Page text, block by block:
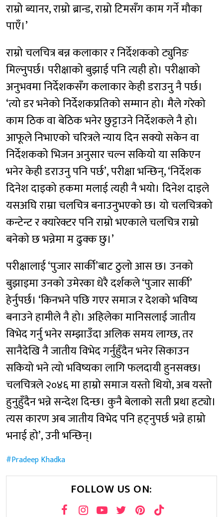
राम्रो ब्यानर, राम्रो ब्रान्ड, राम्रो टिमसँग काम गर्ने मौका
पाएँ।’
राम्रो चलचित्र बन्न कलाकार र निर्देशकको ट्युनिङ
मिल्नुपर्छ। परीक्षाको बुझाई पनि त्यही हो। परीक्षाको
अनुभवमा निर्देशकसँग कलाकार केही डराउनु नै पर्छ।
‘त्यो डर भनेको निर्देशकप्रतिको सम्मान हो। मैले गरेको
काम ठिक वा बेठिक भनेर छुट्टाउने निर्देशकले नै हो।
आफूले निभाएको चरित्रले न्याय दिन सक्यो सकेन वा
निर्देशकको भिजन अनुसार चल्न सकियो या सकिएन
भनेर केही डराउनु पनि पर्छ’, परीक्षा भन्छिन्, ‘निर्देशक
दिनेश दाइको हकमा मलाई त्यही नै भयो। दिनेश दाइले
यसअघि राम्रा चलचित्र बनाउनुभएको छ। यो चलचित्रको
कन्टेन्ट र क्यारेक्टर पनि राम्रो भएकाले चलचित्र राम्रो
बनेको छ भन्नेमा म ढुक्क छु।’
परीक्षालाई ‘पुजार सार्की’बाट ठुलो आस छ। उनको
बुझाइमा उनको उमेरका धेरै दर्शकले ‘पुजार सार्की’
हेर्नुपर्छ। ‘किनभने पछि गएर समाज र देशको भविष्य
बनाउने हामीले नै हो। अहिलेका मानिसलाई जातीय
विभेद गर्नु भनेर सम्झाउँदा अलिक समय लाग्छ, तर
सानैदेखि नै जातीय विभेद गर्नुहुँदैन भनेर सिकाउन
सकियो भने त्यो भविष्यका लागि फलदायी हुनसक्छ।
चलचित्रले २०४६ मा हाम्रो समाज यस्तो थियो, अब यस्तो
हुनुहुँदैन भन्ने सन्देश दिन्छ। कुनै बेलाको सती प्रथा हट्यो।
त्यस कारण अब जातीय विभेद पनि हट्नुपर्छ भन्ने हाम्रो
भनाई हो’, उनी भन्छिन्।
Pradeep Khadka
FOLLOW US ON: